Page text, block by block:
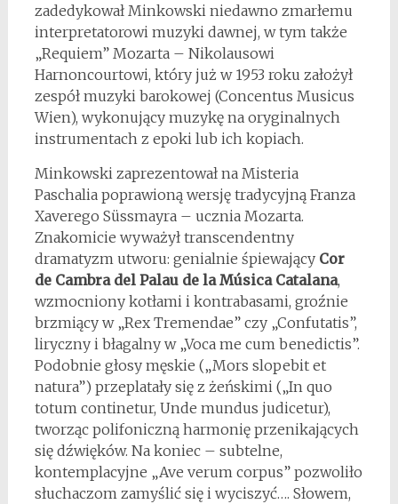
zadedykował Minkowski niedawno zmarłemu
interpretatorowi muzyki dawnej, w tym także
„Requiem” Mozarta – Nikolausowi
Harnoncourtowi, który już w 1953 roku założył
zespół muzyki barokowej (Concentus Musicus
Wien), wykonujący muzykę na oryginalnych
instrumentach z epoki lub ich kopiach.
Minkowski zaprezentował na Misteria
Paschalia poprawioną wersję tradycyjną Franza
Xaverego Süssmayra – ucznia Mozarta.
Znakomicie wyważył transcendentny
dramatyzm utworu: genialnie śpiewający Cor
de Cambra del Palau de la Música Catalana,
wzmocniony kotłami i kontrabasami, groźnie
brzmiący w „Rex Tremendae” czy „Confutatis”,
liryczny i błagalny w „Voca me cum benedictis”.
Podobnie głosy męskie („Mors slopebit et
natura”) przeplatały się z żeńskimi („In quo
totum continetur, Unde mundus judicetur),
tworząc polifoniczną harmonię przenikających
się dźwięków. Na koniec – subtelne,
kontemplacyjne „Ave verum corpus” pozwoliło
słuchaczom zamyślić się i wyciszyć…. Słowem,